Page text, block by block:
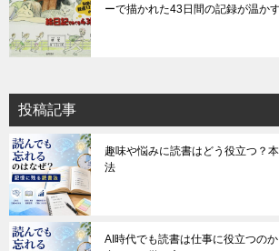
ーで描かれた43日間の記録が温か
投稿記事
趣味や悩みに読書はどう役立つ？
法
AI時代でも読書は仕事に役立つの